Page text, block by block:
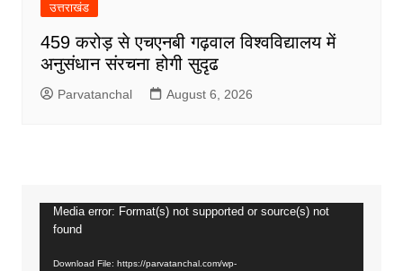
उत्तराखंड
459 करोड़ से एचएनबी गढ़वाल विश्वविद्यालय में
अनुसंधान संरचना होगी सुदृढ
Parvatanchal August 6, 2026
Video
Player
Media error: Format(s) not supported or source(s) not
found
Download File: https://parvatanchal.com/wp-